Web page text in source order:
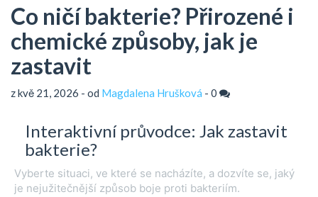
Co ničí bakterie? Přirozené i
chemické způsoby, jak je
zastavit
z kvě 21, 2026 - od Magdalena Hrušková - 0
Interaktivní průvodce: Jak zastavit
bakterie?
Vyberte situaci, ve které se nacházíte, a dozvíte se, jaký
je nejužitečnější způsob boje proti bakteriím.